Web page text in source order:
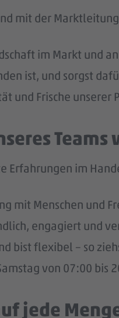
mit der
im Markt und
ist, und sorgst
und Frische unserer
Teams
Erfahrungen im
mit Menschen und
engagiert und
bist flexibel – so
von 07:00 bis
jede